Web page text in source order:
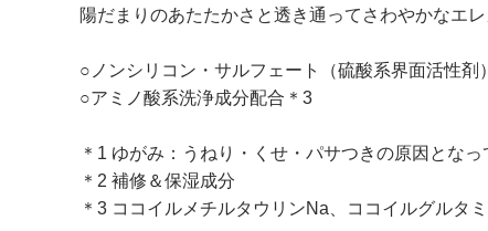
陽だまりのあたたかさと透き通ってさわやかなエ
○ノンシリコン・サルフェート（硫酸系界面活性剤
○アミノ酸系洗浄成分配合＊3
＊1 ゆがみ：うねり・くせ・パサつきの原因とな
＊2 補修＆保湿成分
＊3 ココイルメチルタウリンNa、ココイルグルタ